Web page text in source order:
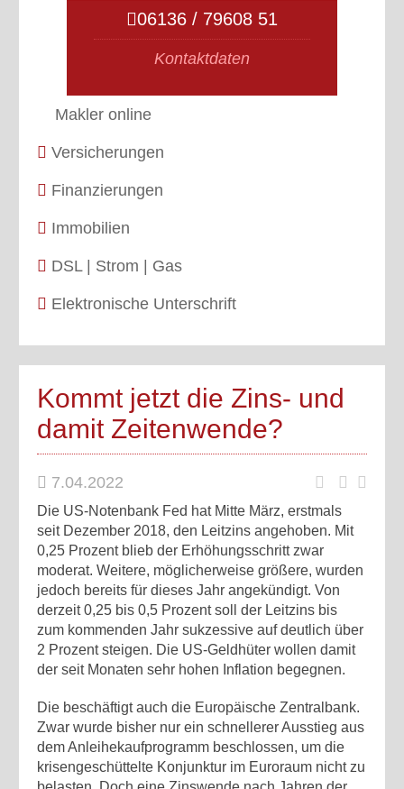
06136 / 79608 51
Kontaktdaten
Makler online
Versicherungen
Finanzierungen
Immobilien
DSL | Strom | Gas
Elektronische Unterschrift
Kommt jetzt die Zins- und
damit Zeitenwende?
7.04.2022
Die US-Notenbank Fed hat Mitte März, erstmals
seit Dezember 2018, den Leitzins angehoben. Mit
0,25 Prozent blieb der Erhöhungsschritt zwar
moderat. Weitere, möglicherweise größere, wurden
jedoch bereits für dieses Jahr angekündigt. Von
derzeit 0,25 bis 0,5 Prozent soll der Leitzins bis
zum kommenden Jahr sukzessive auf deutlich über
2 Prozent steigen. Die US-Geldhüter wollen damit
der seit Monaten sehr hohen Inflation begegnen.
Die beschäftigt auch die Europäische Zentralbank.
Zwar wurde bisher nur ein schnellerer Ausstieg aus
dem Anleihekaufprogramm beschlossen, um die
krisengeschüttelte Konjunktur im Euroraum nicht zu